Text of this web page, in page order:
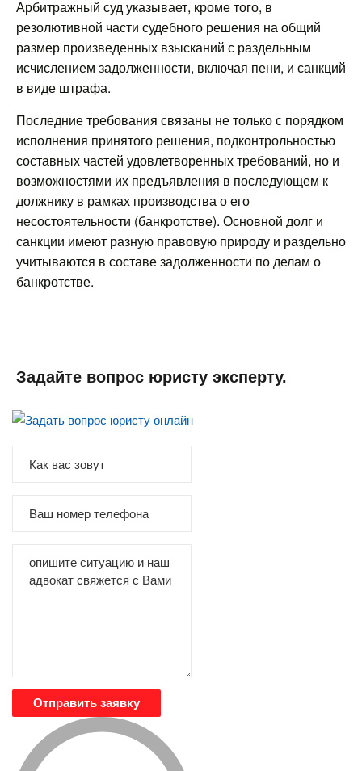
Арбитражный суд указывает, кроме того, в
резолютивной части судебного решения на общий
размер произведенных взысканий с раздельным
исчислением задолженности, включая пени, и санкций
в виде штрафа.
Последние требования связаны не только с порядком
исполнения принятого решения, подконтрольностью
составных частей удовлетворенных требований, но и
возможностями их предъявления в последующем к
должнику в рамках производства о его
несостоятельности (банкротстве). Основной долг и
санкции имеют разную правовую природу и раздельно
учитываются в составе задолженности по делам о
банкротстве.
Задайте вопрос юристу эксперту.
Отправить заявку